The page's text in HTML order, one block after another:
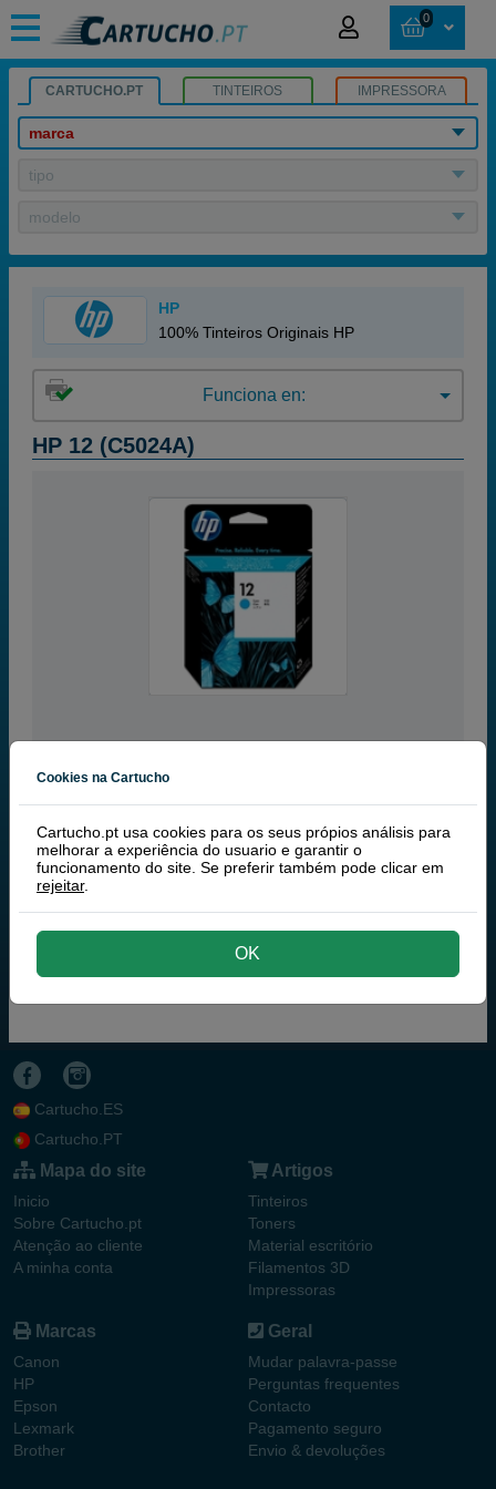
0
CARTUCHO.PT TINTEIROS IMPRESSORA
marca
tipo
modelo
HP
100% Tinteiros Originais HP
Funciona en:
HP 12 (C5024A)
HP 12 (C5024A) Cabeça de impressão ciano Original de HP.
PVP 84,93 € 77,21 € 62,77 € iva ex
TINTEIROS
Cartucho.ES
Cartucho.PT
Mapa do site
Inicio
Sobre Cartucho.pt
Atenção ao cliente
A minha conta
Artigos
Tinteiros
Toners
Material escritório
Filamentos 3D
Impressoras
Marcas
Canon
HP
Epson
Lexmark
Brother
Geral
Mudar palavra-passe
Perguntas frequentes
Contacto
Pagamento seguro
Envio & devoluções
Cookies na Cartucho
Cartucho.pt usa cookies para os seus própios análisis para
melhorar a experiência do usuario e garantir o
funcionamento do site. Se preferir também pode clicar em
rejeitar.
OK